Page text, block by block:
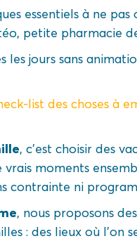
essentiels à ne pas
petite pharmacie
jours sans
list des choses à
, c’est choisir des
vrais moments
contrainte ni
, nous proposons des
: des lieux où l’on